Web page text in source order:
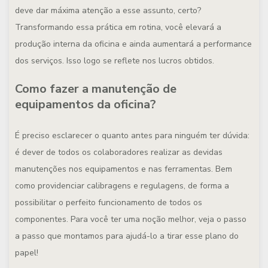
deve dar máxima atenção a esse assunto, certo?
Transformando essa prática em rotina, você elevará a
produção interna da oficina e ainda aumentará a performance
dos serviços. Isso logo se reflete nos lucros obtidos.
Como fazer a manutenção de
equipamentos da oficina?
É preciso esclarecer o quanto antes para ninguém ter dúvida:
é dever de todos os colaboradores realizar as devidas
manutenções nos equipamentos e nas ferramentas. Bem
como providenciar calibragens e regulagens, de forma a
possibilitar o perfeito funcionamento de todos os
componentes. Para você ter uma noção melhor, veja o passo
a passo que montamos para ajudá-lo a tirar esse plano do
papel!